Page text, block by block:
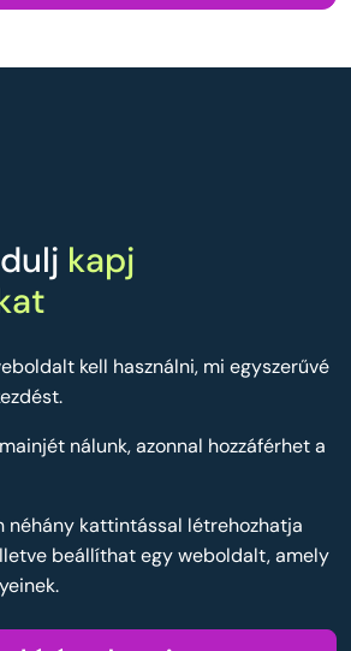
kapj
kell használni, mi egyszerűvé
nálunk, azonnal hozzáférhet a
néhány kattintással létrehozhatja
beállíthat egy weboldalt, amely